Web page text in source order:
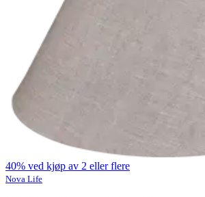
40% ved kjøp av 2 eller flere
Nova Life